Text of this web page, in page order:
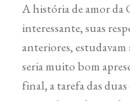
A história de amor
interessante, suas
anteriores, estudavam
seria muito bom
final, a tarefa das